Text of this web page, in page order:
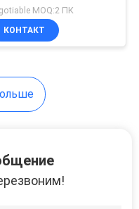
и
студии
MOQ:2 ПК
КОНТАКТ